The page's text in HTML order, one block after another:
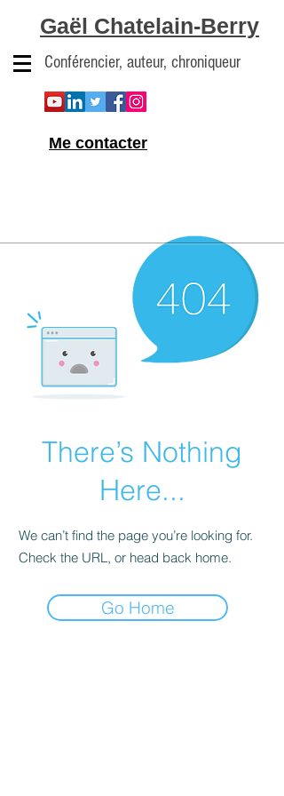
Gaël Chatelain-Berry
Conférencier, auteur, chroniqueur
Me contacter
There’s Nothing
Here...
We can’t find the page you’re looking for.
Check the URL, or head back home.
Go Home